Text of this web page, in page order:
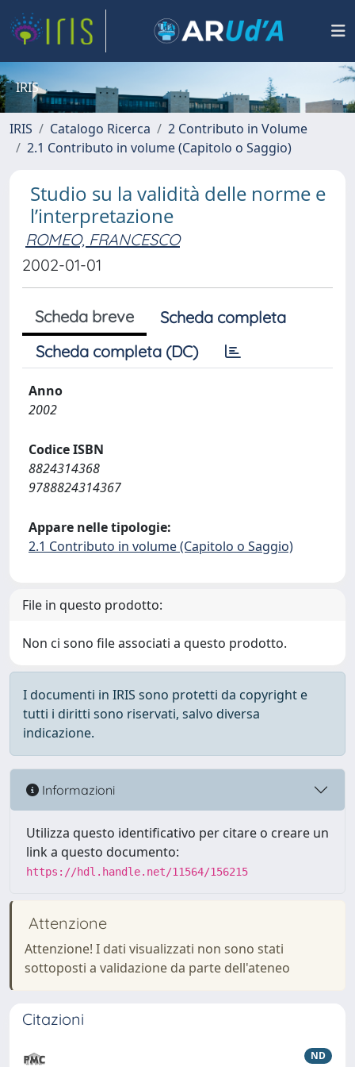
IRIS
IRIS Catalogo Ricerca
2 Contributo in Volume
2.1 Contributo in volume (Capitolo o Saggio)
Studio su la validità delle norme e
l’interpretazione
ROMEO, FRANCESCO
2002-01-01
Scheda breve
Scheda completa
Scheda completa (DC)
Anno
2002
Codice ISBN
8824314368
9788824314367
Appare nelle tipologie:
2.1 Contributo in volume (Capitolo o Saggio)
File in questo prodotto:
Non ci sono file associati a questo prodotto.
I documenti in IRIS sono protetti da copyright e
tutti i diritti sono riservati, salvo diversa
indicazione.
Informazioni
Utilizza questo identificativo per citare o creare un
link a questo documento:
https://hdl.handle.net/11564/156215
Attenzione
Attenzione! I dati visualizzati non sono stati
sottoposti a validazione da parte dell'ateneo
Citazioni
ND